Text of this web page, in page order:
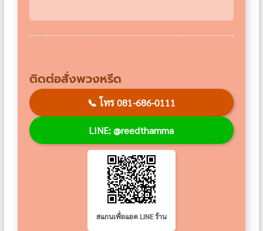
ติดต่อสั่งพวงหรีด
📞 โทร 081-686-0111
LINE: @reedthamma
สแกนเพื่อแอด LINE ร้าน